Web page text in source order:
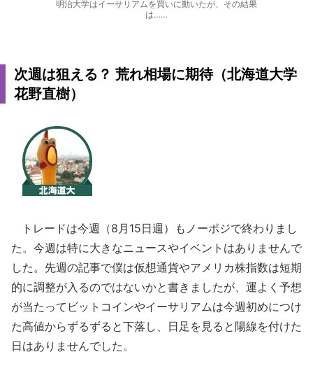
明治大学はイーサリアムを買いに動いたが、その結果
は……
次週は狙える？ 荒れ相場に期待（北海道大学
花野直樹）
トレードは今週（8月15日週）もノーポジで終わりまし
た。今週は特に大きなニュースやイベントはありませんで
した。先週の記事で僕は仮想通貨やアメリカ株指数は短期
的に調整が入るのではないかと書きましたが、運よく予想
が当たってビットコインやイーサリアムは今週初めにつけ
た高値からずるずると下落し、日足を見ると陽線を付けた
日はありませんでした。